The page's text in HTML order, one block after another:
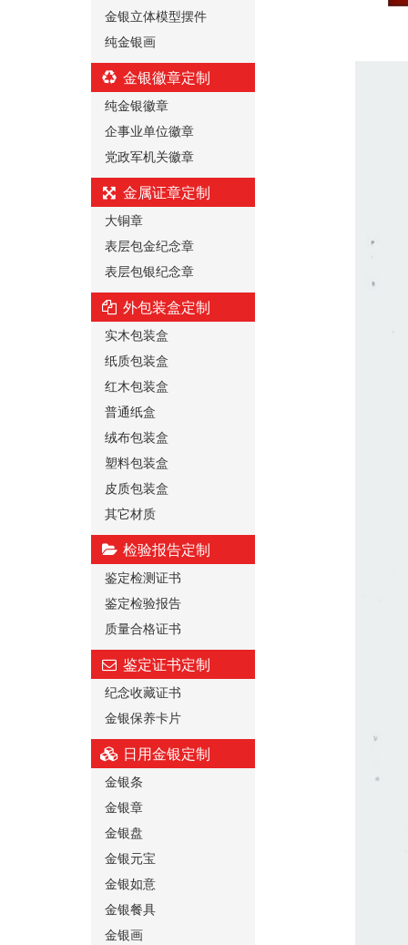
金银立体模型摆件
纯金银画
金银徽章定制
纯金银徽章
企事业单位徽章
党政军机关徽章
金属证章定制
大铜章
表层包金纪念章
表层包银纪念章
外包装盒定制
实木包装盒
纸质包装盒
红木包装盒
普通纸盒
绒布包装盒
塑料包装盒
皮质包装盒
其它材质
检验报告定制
鉴定检测证书
鉴定检验报告
质量合格证书
鉴定证书定制
纪念收藏证书
金银保养卡片
日用金银定制
金银条
金银章
金银盘
金银元宝
金银如意
金银餐具
金银画